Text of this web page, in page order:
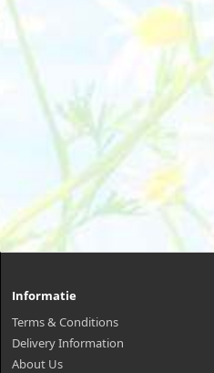
Informatie
Terms & Conditions
Delivery Information
About Us